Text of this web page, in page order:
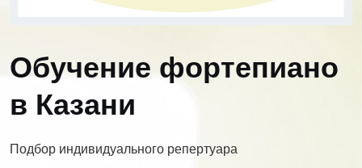
Обучение фортепиано
в Казани
Подбор индивидуального репертуара